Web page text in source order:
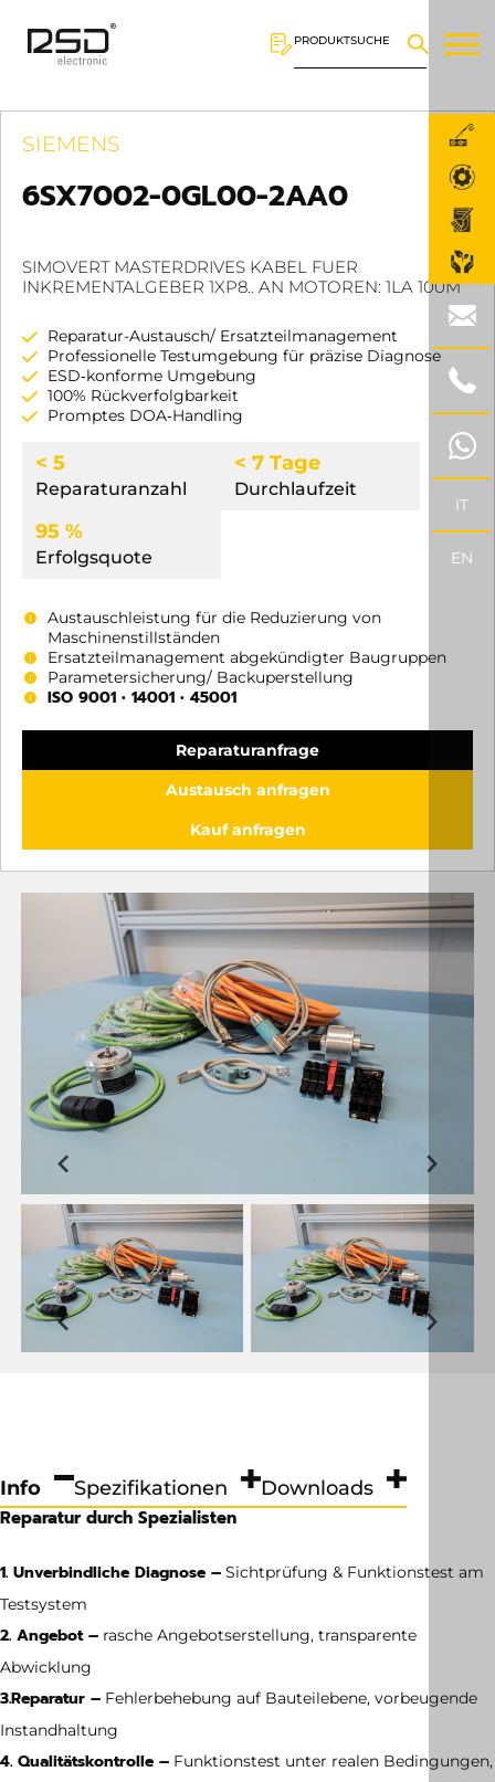
PRODUKTSUCHE
IT
EN
SIEMENS
6SX7002-0GL00-2AA0
SIMOVERT MASTERDRIVES KABEL FUER
INKREMENTALGEBER 1XP8.. AN MOTOREN: 1LA 100M
Reparatur-Austausch/ Ersatzteilmanagement
Professionelle Testumgebung für präzise Diagnose
ESD‑konforme Umgebung
100% Rückverfolgbarkeit
Promptes DOA‑Handling
< 5
Reparaturanzahl
< 7 Tage
Durchlaufzeit
95 %
Erfolgsquote
Austauschleistung für die Reduzierung von
Maschinenstillständen
Ersatzteilmanagement abgekündigter Baugruppen
Parametersicherung/ Backuperstellung
ISO 9001 • 14001 • 45001
Reparaturanfrage
Austausch anfragen
Kauf anfragen
Info
Reparatur durch Spezialisten
1. Unverbindliche Diagnose – Sichtprüfung & Funktionstest am
Testsystem
2. Angebot – rasche Angebotserstellung, transparente
Abwicklung
3.Reparatur – Fehlerbehebung auf Bauteilebene, vorbeugende
Instandhaltung
4. Qualitätskontrolle – Funktionstest unter realen Bedingungen,
Spezifikationen Downloads